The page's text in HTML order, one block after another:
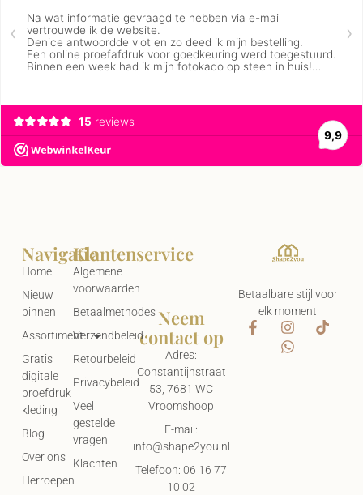
Betaalbare stijl voor
elk moment
Klantenservice
Algemene
voorwaarden
Betaalmethodes
Verzendbeleid
Retourbeleid
Privacybeleid
Veel
gestelde
vragen
Klachten
Navigatie
Home
Nieuw
binnen
Assortiment
Gratis
digitale
proefdruk
kleding
Blog
Over ons
Herroepen
Neem
contact op
Adres:
Constantijnstraat
53, 7681 WC
Vroomshoop
E-mail:
info@shape2you.nl
Telefoon: 06 16 77
10 02